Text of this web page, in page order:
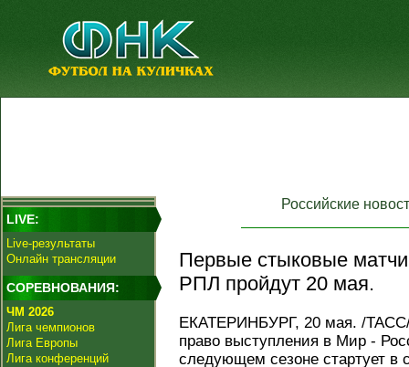
LIVE:
Live-результаты
Онлайн трансляции
СОРЕВНОВАНИЯ:
ЧМ 2026
Лига чемпионов
Лига Европы
Лига конференций
Российские
Первые стыковые
РПЛ пройдут 20 мая.
ЕКАТЕРИНБУРГ, 20 мая. /ТАСС/
право выступления в Мир -
следующем сезоне стартует в